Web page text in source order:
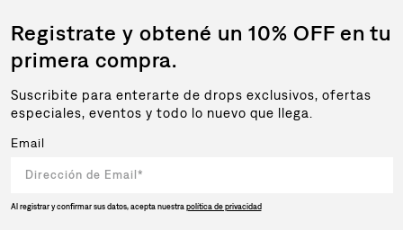
Registrate y obtené un 10% OFF en tu
primera compra.
Suscribite para enterarte de drops exclusivos, ofertas
especiales, eventos y todo lo nuevo que llega.
Email
Al registrar y confirmar sus datos, acepta nuestrapolítica de privacidad